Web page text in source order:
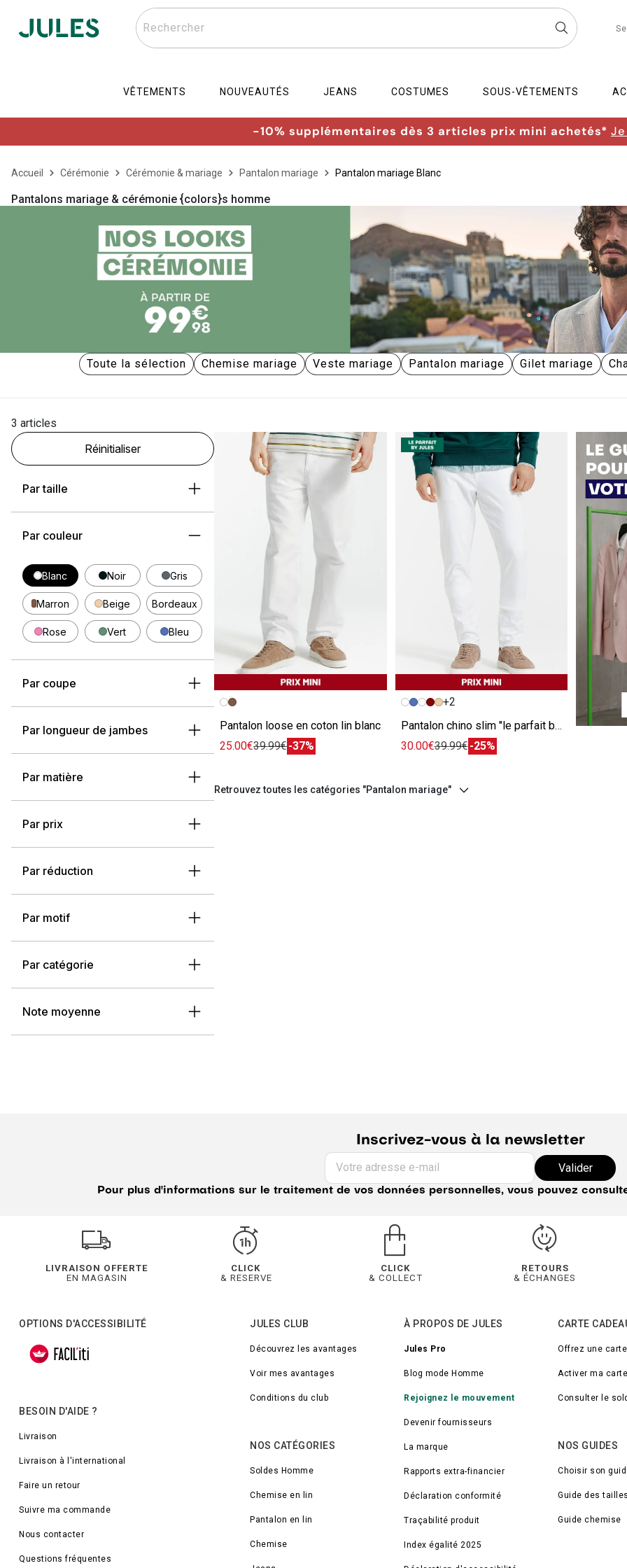
Rechercher
VÊTEMENTS NOUVEAUTÉS JEANS COSTUMES SOUS-VÊTEMENTS
-10% supplémentaires dès 3 articles prix mini achetés*
Accueil Cérémonie Cérémonie & mariage Pantalon mariage Pantalon mariage Blanc
Pantalons mariage & cérémonie {colors}s homme
Toute la sélection Chemise mariage Veste mariage Pantalon mariage Gilet mariage
3 articles
Réinitialiser
Par taille
Par couleur
Blanc Noir Gris
Marron Beige Bordeaux
Rose Vert Bleu
Par coupe
Par longueur de jambes
Par matière
Par prix
Par réduction
Par motif
Par catégorie
Note moyenne
Image précédente
Image suivante
Pantalon loose en coton lin blanc
25.00€39.99€-37%
Image précédente
Image suivante
+2
Pantalon chino slim "le parfait by JULES" blanc
30.00€39.99€-25%
Retrouvez toutes les catégories "Pantalon mariage"
Inscrivez-vous à la newsletter
Votre adresse e-mail Valider
Pour plus d'informations sur le traitement de vos données personnelles, vous pouvez
LIVRAISON OFFERTE
EN MAGASIN
CLICK
& RESERVE
CLICK
& COLLECT
RETOURS
& ÉCHANGES
OPTIONS D'ACCESSIBILITÉ
BESOIN D'AIDE ?
Livraison
Livraison à l'international
Faire un retour
Suivre ma commande
Nous contacter
Questions fréquentes
JULES CLUB
Découvrez les avantages
Voir mes avantages
Conditions du club
NOS CATÉGORIES
Soldes Homme
Chemise en lin
Pantalon en lin
Chemise
À PROPOS DE JULES
Jules Pro
Blog mode Homme
Rejoignez le mouvement
Devenir fournisseurs
La marque
Rapports extra-financier
Déclaration conformité
Traçabilité produit
Index égalité 2025
CARTE
Offrez une
Activer ma carte
Consulter le
NOS GUIDES
Choisir son
Guide des tailles
Guide chemise